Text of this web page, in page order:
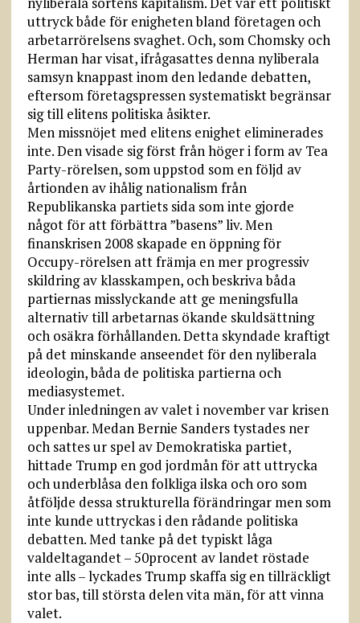
uttryck både för enigheten bland företagen och
arbetarrörelsens svaghet. Och, som Chomsky och
Herman har visat, ifrågasattes denna nyliberala
samsyn knappast inom den ledande debatten,
eftersom företagspressen systematiskt begränsar
sig till elitens politiska åsikter.
Men missnöjet med elitens enighet eliminerades
inte. Den visade sig först från höger i form av Tea
Party-rörelsen, som uppstod som en följd av
årtionden av ihålig nationalism från
Republikanska partiets sida som inte gjorde
något för att förbättra ”basens” liv. Men
finanskrisen 2008 skapade en öppning för
Occupy-rörelsen att främja en mer progressiv
skildring av klasskampen, och beskriva båda
partiernas misslyckande att ge meningsfulla
alternativ till arbetarnas ökande skuldsättning
och osäkra förhållanden. Detta skyndade kraftigt
på det minskande anseendet för den nyliberala
ideologin, båda de politiska partierna och
mediasystemet.
Under inledningen av valet i november var krisen
uppenbar. Medan Bernie Sanders tystades ner
och sattes ur spel av Demokratiska partiet,
hittade Trump en god jordmån för att uttrycka
och underblåsa den folkliga ilska och oro som
åtföljde dessa strukturella förändringar men som
inte kunde uttryckas i den rådande politiska
debatten. Med tanke på det typiskt låga
valdeltagandet – 50procent av landet röstade
inte alls – lyckades Trump skaffa sig en tillräckligt
stor bas, till största delen vita män, för att vinna
valet.